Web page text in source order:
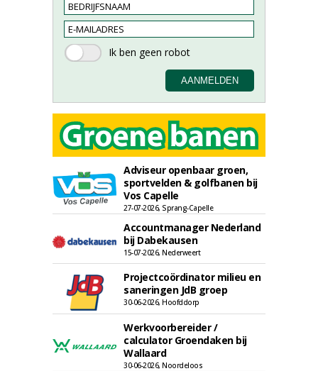
Adviseur openbaar groen,
sportvelden & golfbanen bij
Vos Capelle
27-07-2026, Sprang-Capelle
Accountmanager Nederland
bij Dabekausen
15-07-2026, Nederweert
Projectcoördinator milieu en
saneringen JdB groep
30-06-2026, Hoofddorp
Werkvoorbereider /
calculator Groendaken bij
Wallaard
30-06-2026, Noordeloos